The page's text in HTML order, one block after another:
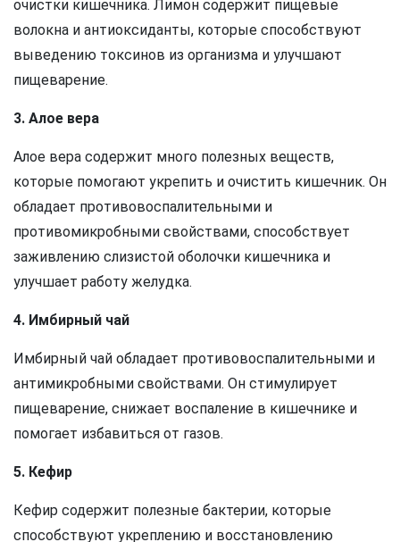
очистки кишечника. Лимон содержит пищевые
волокна и антиоксиданты, которые способствуют
выведению токсинов из организма и улучшают
пищеварение.
3. Алое вера
Алое вера содержит много полезных веществ,
которые помогают укрепить и очистить кишечник. Он
обладает противовоспалительными и
противомикробными свойствами, способствует
заживлению слизистой оболочки кишечника и
улучшает работу желудка.
4. Имбирный чай
Имбирный чай обладает противовоспалительными и
антимикробными свойствами. Он стимулирует
пищеварение, снижает воспаление в кишечнике и
помогает избавиться от газов.
5. Кефир
Кефир содержит полезные бактерии, которые
способствуют укреплению и восстановлению